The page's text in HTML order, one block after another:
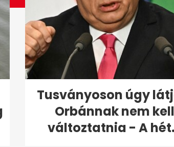
Tusványoson úgy
Orbánnak nem kell
változtatnia - A